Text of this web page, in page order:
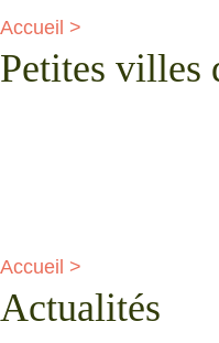
Accueil >
Petites villes
Accueil >
Actualités